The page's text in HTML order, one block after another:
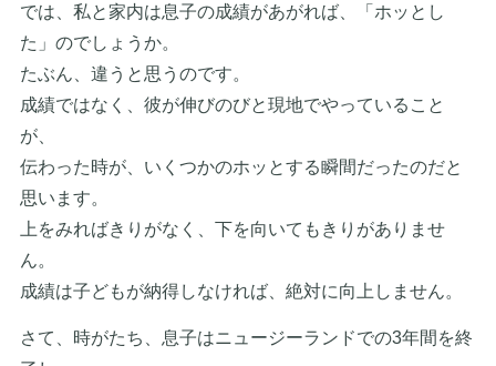
では、私と家内は息子の成績があがれば、「ホッとし
た」のでしょうか。
たぶん、違うと思うのです。
成績ではなく、彼が伸びのびと現地でやっていること
が、
伝わった時が、いくつかのホッとする瞬間だったのだと
思います。
上をみればきりがなく、下を向いてもきりがありませ
ん。
成績は子どもが納得しなければ、絶対に向上しません。
さて、時がたち、息子はニュージーランドでの3年間を終